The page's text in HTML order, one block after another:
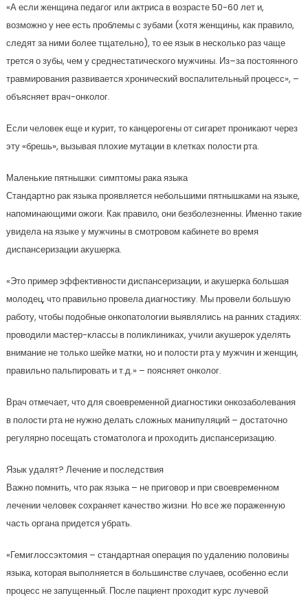
«А если женщина педагог или актриса в возрасте 50-60 лет и,
возможно у нее есть проблемы с зубами (хотя женщины, как правило,
следят за ними более тщательно), то ее язык в несколько раз чаще
трется о зубы, чем у среднестатического мужчины. Из–за постоянного
травмирования развивается хронический воспалительный процесс», –
объясняет врач-онколог.
Если человек еще и курит, то канцерогены от сигарет проникают через
эту «брешь», вызывая плохие мутации в клетках полости рта.
Маленькие пятнышки: симптомы рака языка
Стандартно рак языка проявляется небольшими пятнышками на языке,
напоминающими ожоги. Как правило, они безболезненны. Именно такие
увидела на языке у мужчины в смотровом кабинете во время
диспансеризации акушерка.
«Это пример эффективности диспансеризации, и акушерка большая
молодец, что правильно провела диагностику. Мы провели большую
работу, чтобы подобные онкопатологии выявлялись на ранних стадиях:
проводили мастер-классы в поликлиниках, учили акушерок уделять
внимание не только шейке матки, но и полости рта у мужчин и женщин,
правильно пальпировать и т.д.» – поясняет онколог.
Врач отмечает, что для своевременной диагностики онкозаболевания
в полости рта не нужно делать сложных манипуляций – достаточно
регулярно посещать стоматолога и проходить диспансеризацию.
Язык удалят? Лечение и последствия
Важно помнить, что рак языка – не приговор и при своевременном
лечении человек сохраняет качество жизни. Но все же пораженную
часть органа придется убрать.
«Гемиглоссэктомия – стандартная операция по удалению половины
языка, которая выполняется в большинстве случаев, особенно если
процесс не запущенный. После пациент проходит курс лучевой